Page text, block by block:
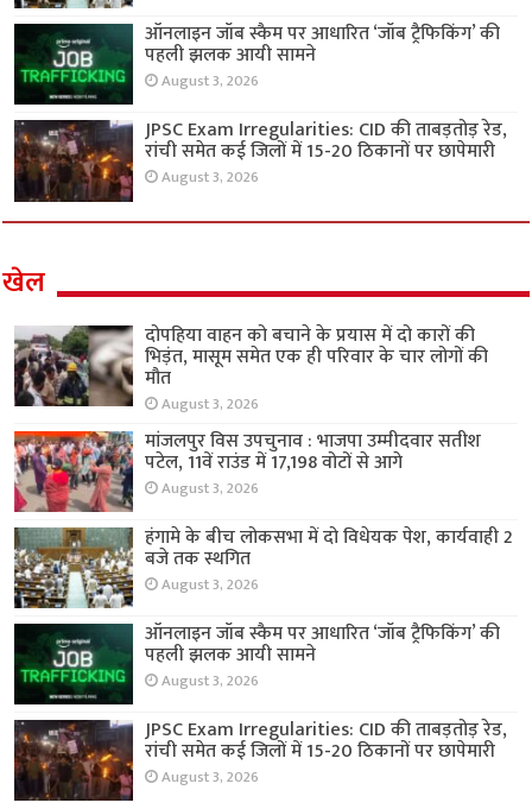
ऑनलाइन जॉब स्कैम पर आधारित ‘जॉब ट्रैफिकिंग’ की
पहली झलक आयी सामने
August 3, 2026
JPSC Exam Irregularities: CID की ताबड़तोड़ रेड,
रांची समेत कई जिलों में 15-20 ठिकानों पर छापेमारी
August 3, 2026
खेल
दोपहिया वाहन को बचाने के प्रयास में दो कारों की
भिड़ंत, मासूम समेत एक ही परिवार के चार लोगों की
मौत
August 3, 2026
मांजलपुर विस उपचुनाव : भाजपा उम्मीदवार सतीश
पटेल, 11वें राउंड में 17,198 वोटों से आगे
August 3, 2026
हंगामे के बीच लोकसभा में दो विधेयक पेश, कार्यवाही 2
बजे तक स्थगित
August 3, 2026
ऑनलाइन जॉब स्कैम पर आधारित ‘जॉब ट्रैफिकिंग’ की
पहली झलक आयी सामने
August 3, 2026
JPSC Exam Irregularities: CID की ताबड़तोड़ रेड,
रांची समेत कई जिलों में 15-20 ठिकानों पर छापेमारी
August 3, 2026